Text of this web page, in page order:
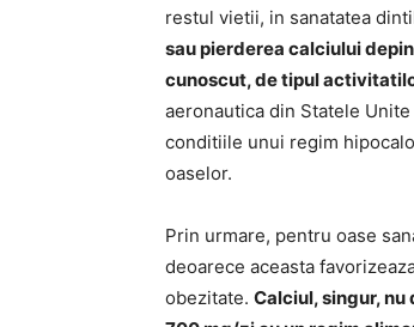
restul vietii, in sanatatea
sau pierderea calciului
cunoscut, de tipul
aeronautica din Statele
conditiile unui regim
oaselor.
Prin urmare, pentru oase
deoarece aceasta
obezitate. Calciul, singur,